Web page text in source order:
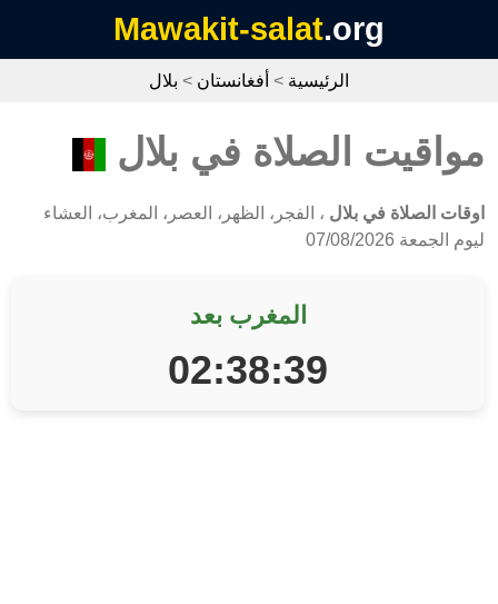
Mawakit-salat.org
الرئيسية > أفغانستان > بلال
مواقيت الصلاة في بلال
اوقات الصلاة في بلال ، الفجر، الظهر، العصر، المغرب، العشاء
ليوم الجمعة 07/08/2026
المغرب بعد
02:38:39